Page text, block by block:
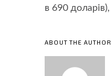
в 690 доларів),
ABOUT THE AUTHOR